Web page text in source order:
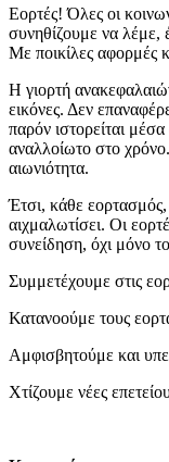
Εορτές! Όλες οι
συνηθίζουμε να λέμε,
Με ποικίλες αφορμές
Η γιορτή
εικόνες. Δεν
παρόν ιστορείται
αναλλοίωτο στο
αιωνιότητα.
Έτσι, κάθε εορτασμός,
αιχμαλωτίσει. Οι
συνείδηση, όχι μόνο
Συμμετέχουμε στις
Κατανοούμε τους
Αμφισβητούμε και
Χτίζουμε νέες